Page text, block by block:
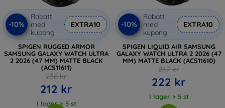
-10%
Rabatt
med
kupong
EXTRA10
SPIGEN RUGGED ARMOR
SAMSUNG GALAXY WATCH ULTRA
2 2026 (47 MM) MATTE BLACK
(ACS11611)
236 kr
212 kr
I lager > 5 st
-10%
Rabatt
med
kupong
EXTRA10
SPIGEN LIQUID AIR SAMSUNG
GALAXY WATCH ULTRA 2 2026 (47
MM) MATTE BLACK (ACS11610)
247 kr
222 kr
I lager > 5 st